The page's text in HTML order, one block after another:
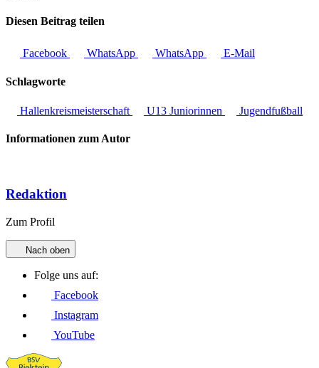
Diesen Beitrag teilen
Facebook WhatsApp WhatsApp E-Mail
Schlagworte
Hallenkreismeisterschaft U13 Juniorinnen Jugendfußball
Informationen zum Autor
Redaktion
Zum Profil
Nach oben
Folge uns auf:
Facebook
Instagram
YouTube